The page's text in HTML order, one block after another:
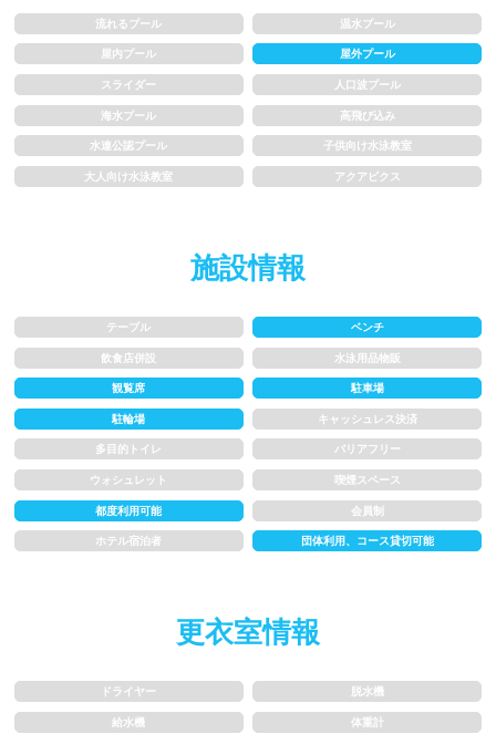
流れるプール 温水プール
屋内プール 屋外プール
スライダー 人口波プール
海水プール 高飛び込み
水連公認プール 子供向け水泳教室
大人向け水泳教室 アクアビクス
施設情報
テーブル ベンチ
飲食店併設 水泳用品物販
観覧席 駐車場
駐輪場 キャッシュレス決済
多目的トイレ バリアフリー
ウォシュレット 喫煙スペース
都度利用可能 会員制
ホテル宿泊者 団体利用、コース貸切可能
更衣室情報
ドライヤー 脱水機
給水機 体重計
ロケーション
駅近 郊外
水深
2m以上
レーン
3レーン以下 4レーン
5レーン
7レーン以上
メイク/整髪料禁止
水泳帽必ず被る 浮き輪等遊具使用禁止